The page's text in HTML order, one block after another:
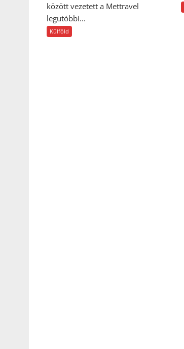
között vezetett a Mettravel
legutóbbi...
Külföld